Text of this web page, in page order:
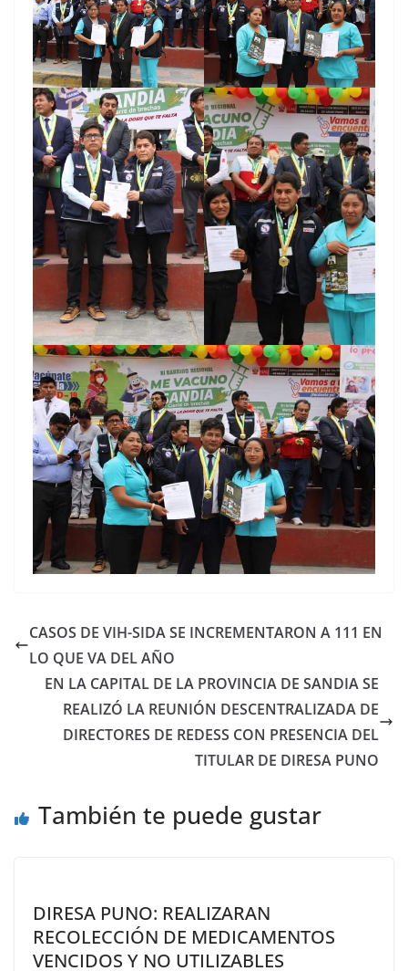
CASOS DE VIH-SIDA SE INCREMENTARON A 111 EN
LO QUE VA DEL AÑO
EN LA CAPITAL DE LA PROVINCIA DE SANDIA SE
REALIZÓ LA REUNIÓN DESCENTRALIZADA DE
DIRECTORES DE REDESS CON PRESENCIA DEL
TITULAR DE DIRESA PUNO
También te puede gustar
DIRESA PUNO: REALIZARAN
RECOLECCIÓN DE MEDICAMENTOS
VENCIDOS Y NO UTILIZABLES